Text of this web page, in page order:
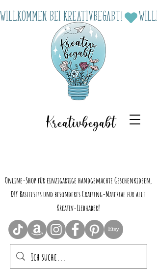
Kreativbegabt
Online-Shop für einzigartige handgemachte Geschenkideen,
DIY Bastelsets und besonderes Crafting-Material für alle
Kreativ-Liebhaber!
Willkommen bei Kreativbegabt!